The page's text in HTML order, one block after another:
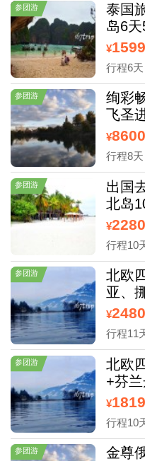
参团游
泰国
岛6
岛+3
国际
¥1599
行程6天
参团游
绚彩
飞圣
¥8600
行程8天
参团游
出国
北岛
用
¥
行程10
参团游
北欧
亚、
爱沙
麦+
¥
行程11
参团游
北欧
+芬
品质
¥
行程10
参团游
金尊